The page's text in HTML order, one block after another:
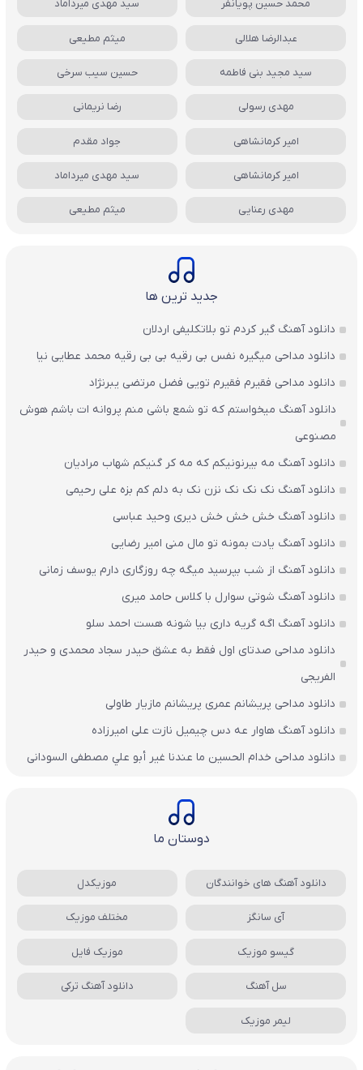
محمد حسین پویانفر سید مهدی میرداماد
عبدالرضا هلالی میثم مطیعی
سید مجید بنی فاطمه حسین سیب سرخی
مهدی رسولی رضا نریمانی
امیر کرمانشاهی جواد مقدم
امیر کرمانشاهی سید مهدی میرداماد
مهدی رعنایی میثم مطیعی
جدید ترین ها
دانلود آهنگ گیر کردم تو بلاتکلیفی اردلان
دانلود مداحی میگیره نفس بی رقیه بی بی رقیه محمد عطایی نیا
دانلود مداحی فقیرم فقیرم تویی فضل مرتضی یبرنژاد
دانلود آهنگ میخواستم که تو شمع باشی منم پروانه ات باشم هوش
مصنوعی
دانلود آهنگ مه بیرنونیکم که مه کر گنیکم شهاب مرادیان
دانلود آهنگ نک نک نک نزن نک به دلم کم بزه علی رحیمی
دانلود آهنگ خش خش خش دیری وحید عباسی
دانلود آهنگ یادت بمونه تو مال منی امیر رضایی
دانلود آهنگ از شب بپرسید میگه چه روزگاری دارم یوسف زمانی
دانلود آهنگ شوتی سوارل با کلاس حامد میری
دانلود آهنگ اگه گریه داری بیا شونه هست احمد سلو
دانلود مداحی صدتای اول فقط به عشق حیدر سجاد محمدی و حیدر
الفریجی
دانلود مداحی پریشانم عمری پریشانم مازیار طاولی
دانلود آهنگ هاوار عه دس چیمیل نازت علی امیرزاده
دانلود مداحی خدام الحسين ما عندنا غير أبو علي مصطفی السودانی
دوستان ما
دانلود آهنگ های خوانندگان موزیکدل
آی سانگز مختلف موزیک
گیسو موزیک موزیک فایل
سل آهنگ دانلود آهنگ ترکی
لیمر موزیک